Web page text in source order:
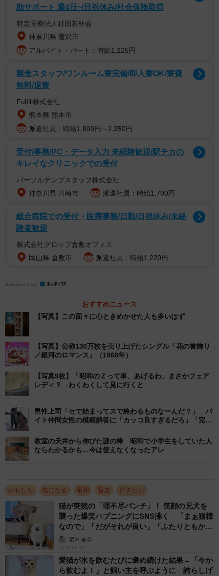
この面々に胸をときめかせた人は多いと思います（松岡誠一さん提供）
「熱い心に、冷たい日本酒」というコピーとともに写真に
写るのは冷酒のグラスを持った5人の男性たち。彼らの名は
ザ・タイガース 。今も歌手としてレジェンド級の人気を誇
る 沢田研二さん や名俳優として知られる
所属し、1960年代のグループサウンズブームの頂点に立っ
たバンドだ。
助サポート 週4日~/日祝休み/社会保険取得
特定医療法人社団若林会
神奈川県 藤沢市
アルバイト・パート：時給1,225円
製造スタッフ/ワンルーム寮完備/即入寮OK/寮費
無料/退寮
Fulfill株式会社
熊本県 熊本市
派遣社員：時給1,800円～2,250円
受付/事務/PC・データ入力 未経験歓迎/駅チカの
キレイなクリニックでの受付
パーソルテンプスタッフ株式会社
神奈川県 川崎市
派遣社員：時給1,700円
総合病院での受付・医療事務/日勤/日祝休み/未経
験者歓迎
株式会社グロップ倉敷オフィス
岡山県 倉敷市
派遣社員：時給1,220円
Sponsored by
おすすめニュース
【写真】この面々に心ときめかせた人も多いはず
【写真】公称130万枚を売り上げたシングル「花の首飾り
／銀河のロマンス」（1968年）
【写真9枚】「昭和のＺって車、あげるわ」まさかフェア
レディ？→わくわくして見に行くと
男性上司「セで始まってスで終わるものなーんだ？」 バ
イト仲間女性の模範解答に「カッコ良すぎるだろ」「完璧
教室の天井から伸びた謎の棒 昭和で小学生をしていた人
ならわかるかも…今は使えなくなったアレ
おもしろ 気になる 昭和 音楽 行きたい
猫が突然の「理不尽パンチ」！ 笑顔の兄犬を
襲った爆笑ハプニングにSNS沸く 「まぁ猫様
なので」「だがそれが良い」「ふたりともかわ
いいね」
梨木 香奈
2026.08.10
愛猫が水を飲むたびに褒め続けた結果→「今か
ら飲むよ！」と飼い主を呼ぶように 誇らしげ